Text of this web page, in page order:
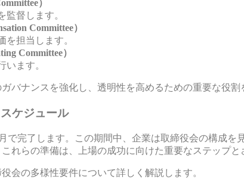
）
監督します。
Committee）
を担当します。
Committee）
います。
バナンスを強化し、透明性を高めるための重要な役割
ケジュール
で完了します。この期間中、企業は取締役会の構成を
れらの準備は、上場の成功に向けた重要なステップと
会の多様性要件について詳しく解説します。